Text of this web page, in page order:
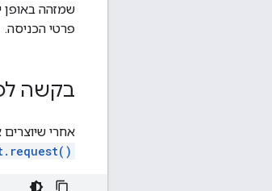
שמזהה
פרטי הכניסה.
בקשה
אחרי שיוצרים